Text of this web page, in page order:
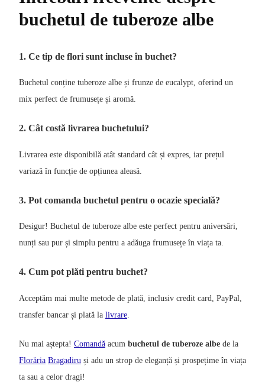
buchetul de tuberoze albe
1. Ce tip de flori sunt incluse în buchet?
Buchetul conține tuberoze albe și frunze de eucalypt, oferind un
mix perfect de frumusețe și aromă.
2. Cât costă livrarea buchetului?
Livrarea este disponibilă atât standard cât și expres, iar prețul
variază în funcție de opțiunea aleasă.
3. Pot comanda buchetul pentru o ocazie specială?
Desigur! Buchetul de tuberoze albe este perfect pentru aniversări,
nunți sau pur și simplu pentru a adăuga frumusețe în viața ta.
4. Cum pot plăti pentru buchet?
Acceptăm mai multe metode de plată, inclusiv credit card, PayPal,
transfer bancar și plată la livrare
Nu mai aștepta! Comandă acum buchetul de tuberoze albe de la
Florăria Bragadiru și adu un strop de eleganță și prospețime în viața
ta sau a celor dragi!